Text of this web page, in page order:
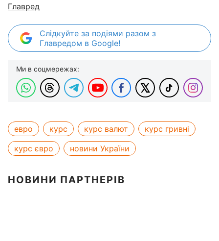
Главред
Слідкуйте за подіями разом з
Главредом в Google!
Ми в соцмережах:
евро курс курс валют
курс гривні
курс євро
новини України
НОВИНИ ПАРТНЕРІВ